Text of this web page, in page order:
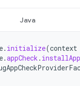
Java
. initialize(context
.appCheck .